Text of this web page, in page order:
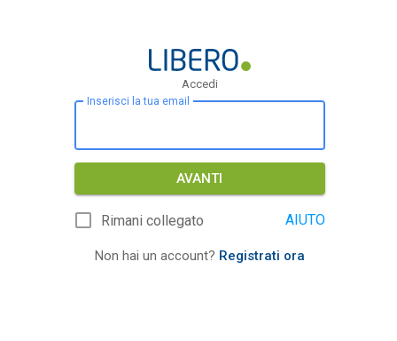
Accedi
Inserisci la tua email
AVANTI
Rimani collegato AIUTO
Non hai un account? Registrati ora